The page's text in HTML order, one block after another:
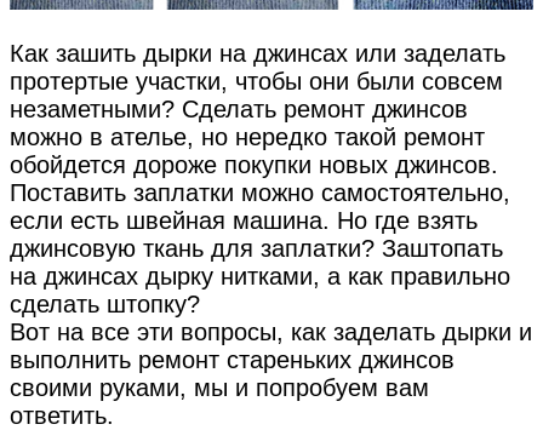
Как зашить дырки на джинсах или заделать
протертые участки, чтобы они были совсем
незаметными? Сделать ремонт джинсов
можно в ателье, но нередко такой ремонт
обойдется дороже покупки новых джинсов.
Поставить заплатки можно самостоятельно,
если есть швейная машина. Но где взять
джинсовую ткань для заплатки? Заштопать
на джинсах дырку нитками, а как правильно
сделать штопку?
Вот на все эти вопросы, как заделать дырки и
выполнить ремонт стареньких джинсов
своими руками, мы и попробуем вам
ответить.